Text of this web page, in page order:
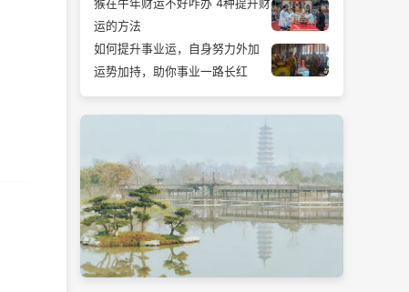
猴在牛年财运不好咋办 4种提升财
运的方法
如何提升事业运，自身努力外加
运势加持，助你事业一路长红